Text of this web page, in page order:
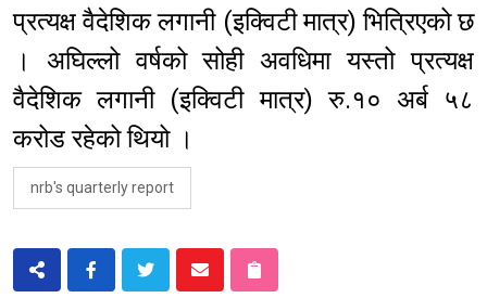
प्रत्यक्ष वैदेशिक लगानी (इक्विटी मात्र) भित्रिएको छ
। अघिल्लो वर्षको सोही अवधिमा यस्तो प्रत्यक्ष
वैदेशिक लगानी (इक्विटी मात्र) रु.१० अर्ब ५८
करोड रहेको थियो ।
nrb's quarterly report